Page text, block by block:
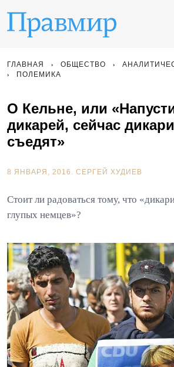
ГЛАВНАЯ ОБЩЕСТВО
ПОЛЕМИКА
О Кельне, или
дикарей, сейчас
съедят»
8 ЯНВАРЯ, 2016. СЕРГЕЙ ХУДИЕВ
Стоит ли радоваться тому, что
глупых немцев»?